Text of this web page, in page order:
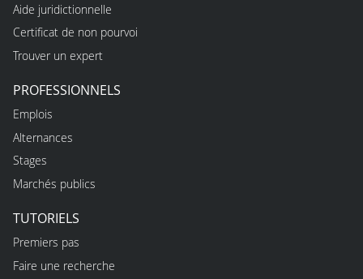
Aide juridictionnelle
Certificat de non pourvoi
Trouver un expert
PROFESSIONNELS
Emplois
Alternances
Stages
Marchés publics
TUTORIELS
Premiers pas
Faire une recherche